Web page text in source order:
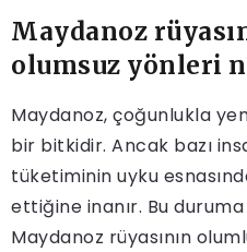
Maydanoz
olumsuz yönleri
Maydanoz, çoğunlukla
bir bitkidir. Ancak bazı
tüketiminin uyku
ettiğine inanır. Bu
Maydanoz rüyasının